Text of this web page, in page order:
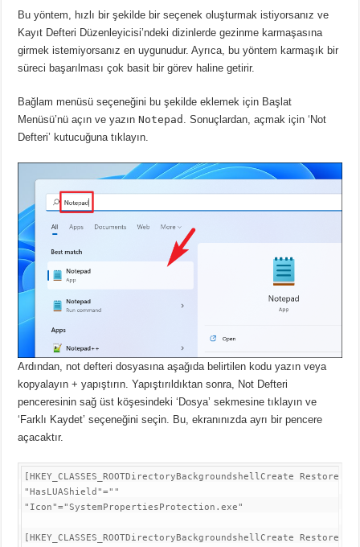
Bu yöntem, hızlı bir şekilde bir seçenek oluşturmak istiyorsanız ve
Kayıt Defteri Düzenleyicisi’ndeki dizinlerde gezinme karmaşasına
girmek istemiyorsanız en uygunudur.Ayrıca, bu yöntem karmaşık bir
süreci başarılması çok basit bir görev haline getirir.
Bağlam menüsü seçeneğini bu şekilde eklemek için Başlat
Menüsü’nü açın ve yazınNotepad .Sonuçlardan, açmak için ‘Not
Defteri’ kutucuğuna tıklayın.
Ardından, not defteri dosyasına aşağıda belirtilen kodu yazın veya
kopyalayın + yapıştırın.Yapıştırıldıktan sonra, Not Defteri
penceresinin sağ üst köşesindeki ‘Dosya’ sekmesine tıklayın ve
‘Farklı Kaydet’ seçeneğini seçin. Bu, ekranınızda ayrı bir pencere
açacaktır.
[HKEY_CLASSES_ROOTDirectoryBackgroundshellCreate Restore
"HasLUAShield"=""
"Icon"="SystemPropertiesProtection.exe"
[HKEY_CLASSES_ROOTDirectoryBackgroundshellCreate Restore